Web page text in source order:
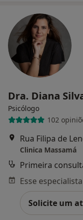
Dra. Diana
Psicólogo
102
Rua Filipa de
Clinica Massamá
Primeira
Solicite um